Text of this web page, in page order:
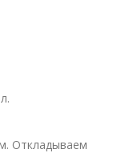
Откладываем